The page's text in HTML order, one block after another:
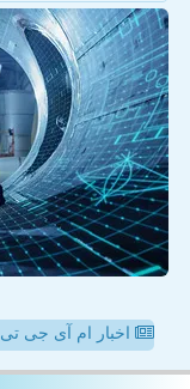
اخبار ام آی جی تی